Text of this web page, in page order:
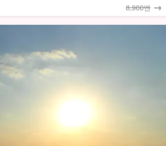
8,900엔 →